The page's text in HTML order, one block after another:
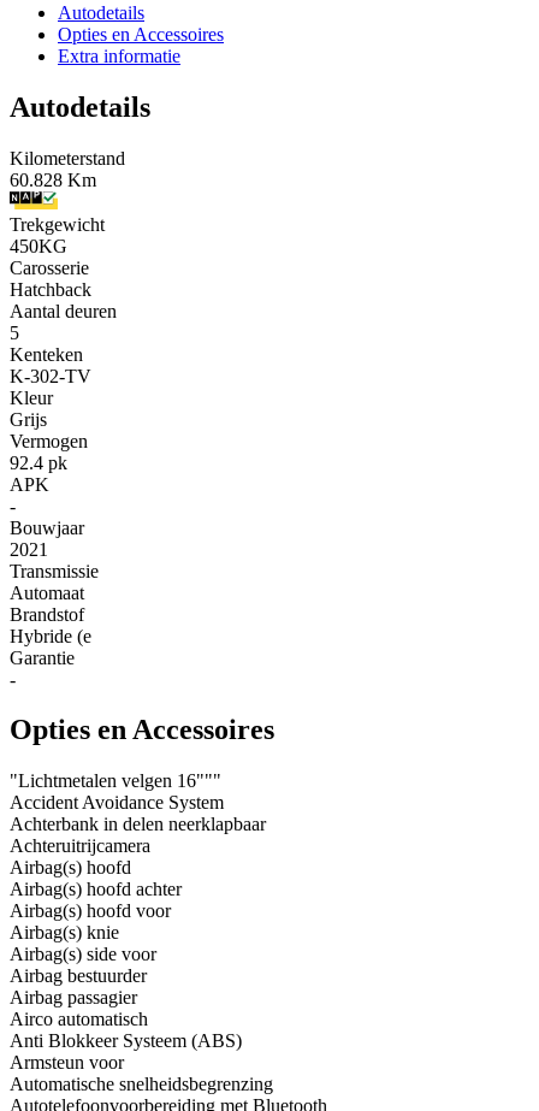
Autodetails
Opties en Accessoires
Extra informatie
Autodetails
Kilometerstand
60.828 Km
Trekgewicht
450KG
Carosserie
Hatchback
Aantal deuren
5
Kenteken
K-302-TV
Kleur
Grijs
Vermogen
92.4 pk
APK
-
Bouwjaar
2021
Transmissie
Automaat
Brandstof
Hybride (e
Garantie
-
Opties en Accessoires
"Lichtmetalen velgen 16"""
Accident Avoidance System
Achterbank in delen neerklapbaar
Achteruitrijcamera
Airbag(s) hoofd
Airbag(s) hoofd achter
Airbag(s) hoofd voor
Airbag(s) knie
Airbag(s) side voor
Airbag bestuurder
Airbag passagier
Airco automatisch
Anti Blokkeer Systeem (ABS)
Armsteun voor
Automatische snelheidsbegrenzing
Autotelefoonvoorbereiding met Bluetooth